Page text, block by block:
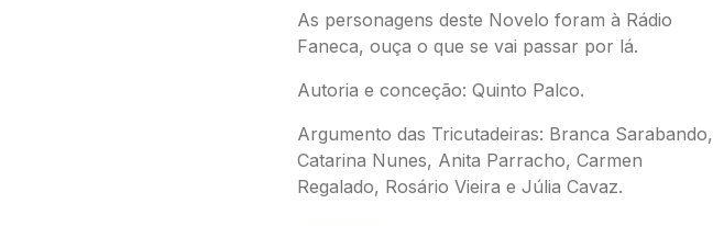
As personagens deste Novelo foram à Rádio
Faneca, ouça o que se vai passar por lá.
Autoria e conceção: Quinto Palco.
Argumento das Tricutadeiras: Branca Sarabando,
Catarina Nunes, Anita Parracho, Carmen
Regalado, Rosário Vieira e Júlia Cavaz.